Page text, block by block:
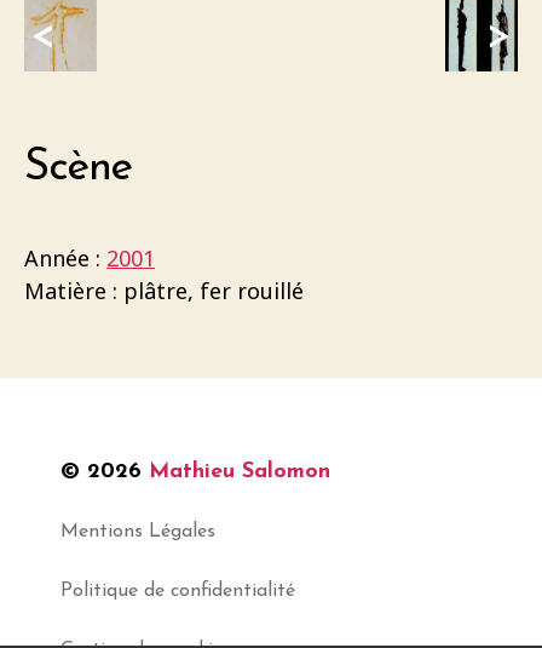
< >
Scène
Année : 2001
Matière : plâtre, fer rouillé
© 2026 Mathieu Salomon
Mentions Légales
Politique de confidentialité